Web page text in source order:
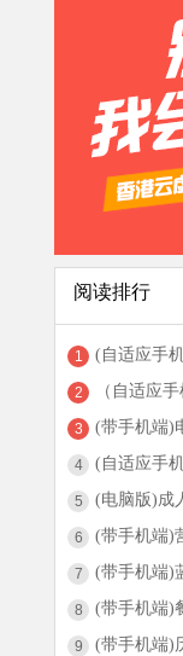
阅读排行
1
2
3
4
5
6
7
8
9